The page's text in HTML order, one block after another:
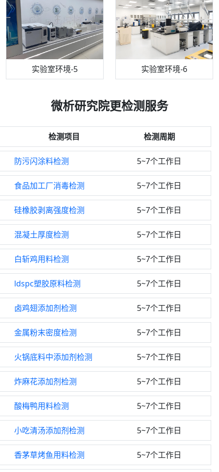
实验室环境-5 实验室环境-6
机构质检技术员-5 机构质检技术员-6
气相色谱仪 万能力学试验仪
微析研究院更检测服务
检测项目 检测周期
防污闪涂料检测 5~7个工作日
食品加工厂消毒检测 5~7个工作日
硅橡胶剥离强度检测 5~7个工作日
混凝土厚度检测 5~7个工作日
白斩鸡用料检测 5~7个工作日
ldspc塑胶原料检测 5~7个工作日
卤鸡翅添加剂检测 5~7个工作日
金属粉末密度检测 5~7个工作日
火锅底料中添加剂检测 5~7个工作日
炸麻花添加剂检测 5~7个工作日
酸梅鸭用料检测 5~7个工作日
小吃清汤添加剂检测 5~7个工作日
香茅草烤鱼用料检测 5~7个工作日